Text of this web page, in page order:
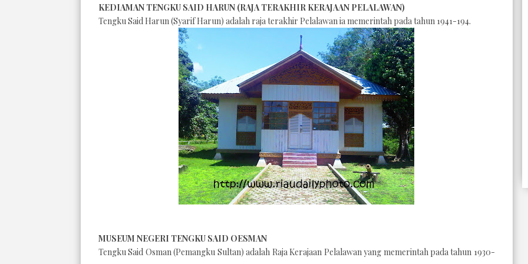
KEDIAMAN TENGKU SAID HARUN (RAJA TERAKHIR KERAJAAN PELALAWAN)
Tengku Said Harun (Syarif Harun) adalah raja terakhir Pelalawan ia memerintah pada tahun 1941-194.
MUSEUM NEGERI TENGKU SAID OESMAN
Tengku Said Osman (Pemangku Sultan) adalah Raja Kerajaan Pelalawan yang memerintah pada tahun 1930-